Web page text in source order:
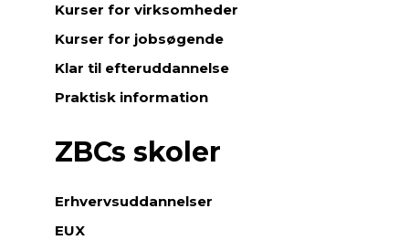
Kurser for virksomheder
Kurser for jobsøgende
Klar til efteruddannelse
Praktisk information
ZBCs skoler
Erhvervsuddannelser
EUX